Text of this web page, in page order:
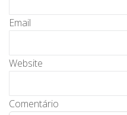
Email
Website
Comentário